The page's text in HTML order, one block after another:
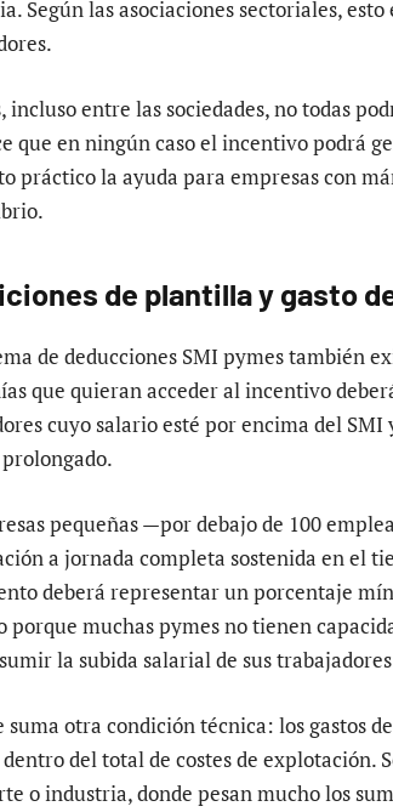
Según las asociaciones sectoriales,
incluso entre las sociedades, no todas
que en ningún caso el incentivo podrá
práctico la ayuda para empresas con
de plantilla y gasto
de deducciones SMI pymes también
que quieran acceder al incentivo
cuyo salario esté por encima del
pequeñas —por debajo de 100
a jornada completa sostenida en el
deberá representar un porcentaje
porque muchas pymes no tienen
la subida salarial de sus
suma otra condición técnica: los gastos
del total de costes de explotación.
o industria, donde pesan mucho los